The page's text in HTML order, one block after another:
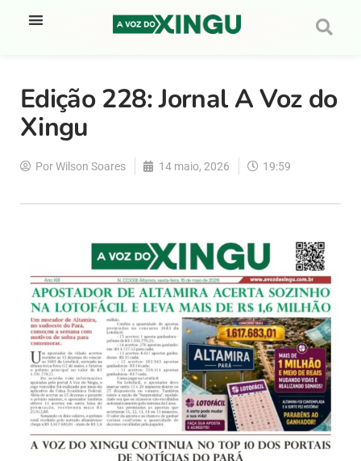
Edição 228: Jornal A Voz do
Xingu
PorWilson Soares 14 maio, 2026 19:59